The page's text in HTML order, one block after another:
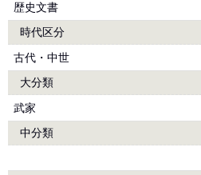
歴史文書
時代区分
古代・中世
大分類
武家
中分類